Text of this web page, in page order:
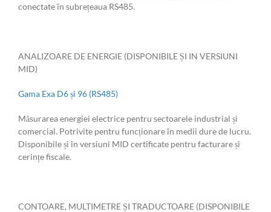
conectate în subrețeaua RS485.
ANALIZOARE DE ENERGIE (DISPONIBILE ȘI IN VERSIUNI
MID)
Gama Exa D6 și 96 (RS485)
Măsurarea energiei electrice pentru sectoarele industrial și
comercial. Potrivite pentru funcționare în medii dure de lucru.
Disponibile și în versiuni MID certificate pentru facturare și
cerințe fiscale.
CONTOARE, MULTIMETRE ȘI TRADUCTOARE (DISPONIBILE